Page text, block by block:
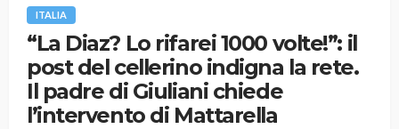
ITALIA
“La Diaz? Lo rifarei 1000 volte!”: il
post del cellerino indigna la rete.
Il padre di Giuliani chiede
l’intervento di Mattarella